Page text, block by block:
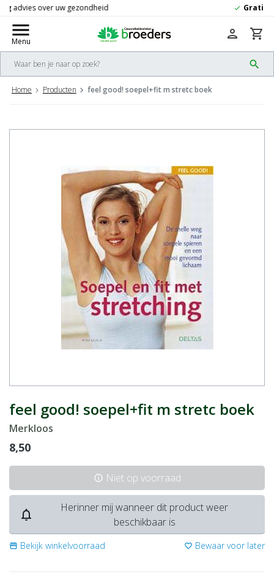
check Gratis
menu
Menu
search
person shopping_cart
Home Producten feel good! soepel+fit m stretc boek
feel good! soepel+fit m stretc boek
Merkloos
8,50
info Niet op voorraad
notifications_none
Herinner mij wanneer dit product weer
beschikbaar is
storefront Bekijk winkelvoorraad favorite_border Bewaar voor later